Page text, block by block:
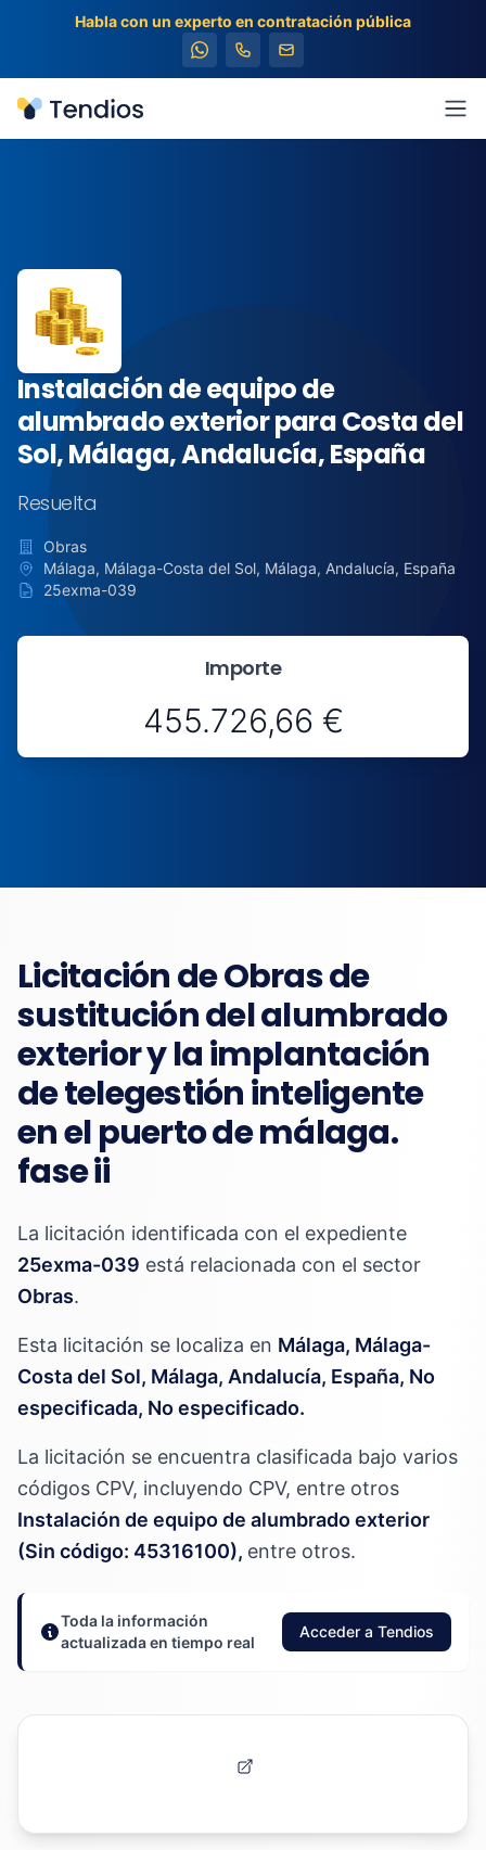
Habla con un experto en contratación pública
Tendios
Instalación de equipo de
alumbrado exterior para Costa del
Sol, Málaga, Andalucía, España
Resuelta
Obras
Málaga, Málaga-Costa del Sol, Málaga, Andalucía, España
25exma-039
Importe
455.726,66 €
Licitación de Obras de
sustitución del alumbrado
exterior y la implantación
de telegestión inteligente
en el puerto de málaga.
fase ii
La licitación identificada con el expediente
25exma-039 está relacionada con el sector
Obras.
Esta licitación se localiza en Málaga, Málaga-
Costa del Sol, Málaga, Andalucía, España, No
especificada, No especificado.
La licitación se encuentra clasificada bajo varios
códigos CPV, incluyendo CPV, entre otros
Instalación de equipo de alumbrado exterior
(Sin código: 45316100), entre otros.
Toda la información
actualizada en tiempo real
Acceder a Tendios